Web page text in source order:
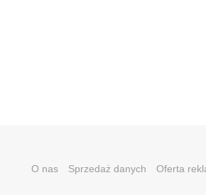
O nas Sprzedaż danych Oferta